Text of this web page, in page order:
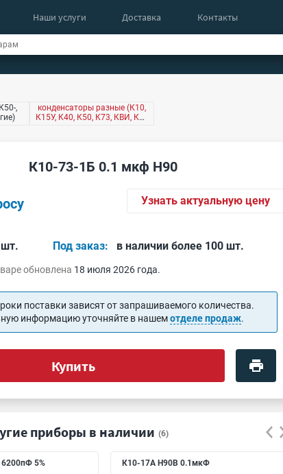
Наши услуги Доставка Контакты
,
конденсаторы разные (К10,
К15У, К40, К50, К73, КВИ, КМ,
К10-73-1Б 0.1 мкф Н90
Узнать актуальную цену
Под заказ: в наличии более 100 шт.
обновлена 18 июля 2026 года.
поставки зависят от запрашиваемого количества.
информацию уточняйте в нашемотделе продаж.
Купить
приборы в наличии (6)
5% К10-17А Н90В 0.1мкФ